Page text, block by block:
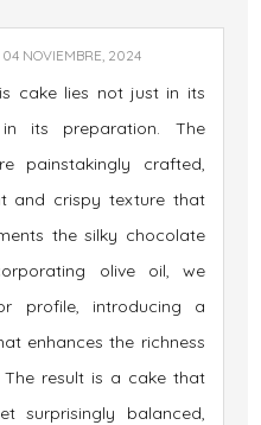
04 NOVIEMBRE, 2024
cake lies not just in its
its preparation. The
painstakingly crafted,
and crispy texture that
the silky chocolate
olive oil, we
profile, introducing a
enhances the richness
result is a cake that
surprisingly balanced,